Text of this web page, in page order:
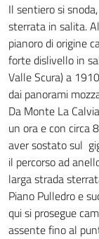
Il sentiero si
sterrata in salita.
pianoro di origine
forte dislivello in
Valle Scura) a
dai panorami
Da Monte La
un ora e con circa
aver sostato sul
il percorso ad
larga strada
Piano Pulledro e
qui si prosegue
assente fino al